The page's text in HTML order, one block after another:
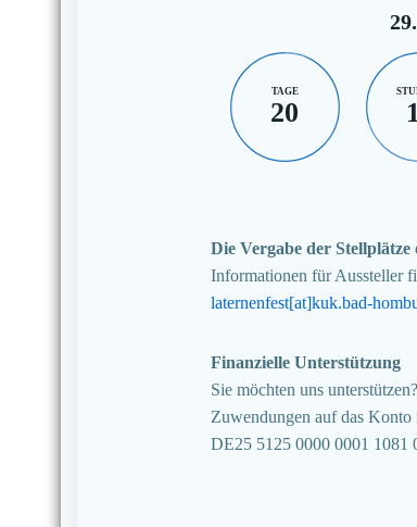
TAGE
20
Die Vergabe der
Informationen für Aussteller
laternenfest[at]kuk.bad-
Finanzielle Unterstützung
Sie möchten uns
Zuwendungen auf das
DE25 5125 0000 0001 1081